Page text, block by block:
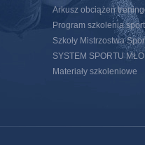
Arkusz obciążeń
Program szkolenia
Szkoły Mistrzostwa
SYSTEM SPORTU
Materiały szkoleniowe